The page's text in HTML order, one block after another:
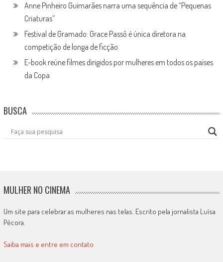
Anne Pinheiro Guimarães narra uma sequência de “Pequenas
Criaturas”
Festival de Gramado: Grace Passô é única diretora na
competição de longa de ficção
E-book reúne filmes dirigidos por mulheres em todos os países
da Copa
BUSCA
MULHER NO CINEMA
Um site para celebrar as mulheres nas telas. Escrito pela jornalista Luísa
Pécora.
Saiba mais e entre em contato